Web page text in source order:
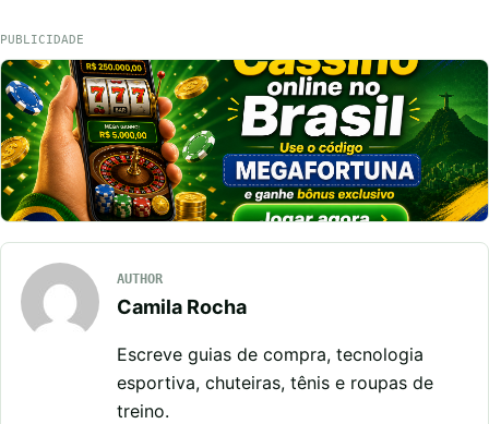
PUBLICIDADE
AUTHOR
Camila Rocha
Escreve guias de compra, tecnologia
esportiva, chuteiras, tênis e roupas de
treino.